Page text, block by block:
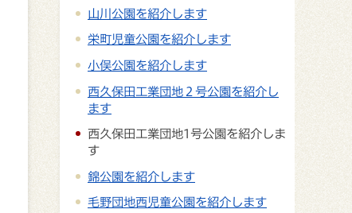
山川公園を紹介します
栄町児童公園を紹介します
小俣公園を紹介します
西久保田工業団地２号公園を紹介し
ます
西久保田工業団地1号公園を紹介しま
す
錦公園を紹介します
毛野団地西児童公園を紹介します